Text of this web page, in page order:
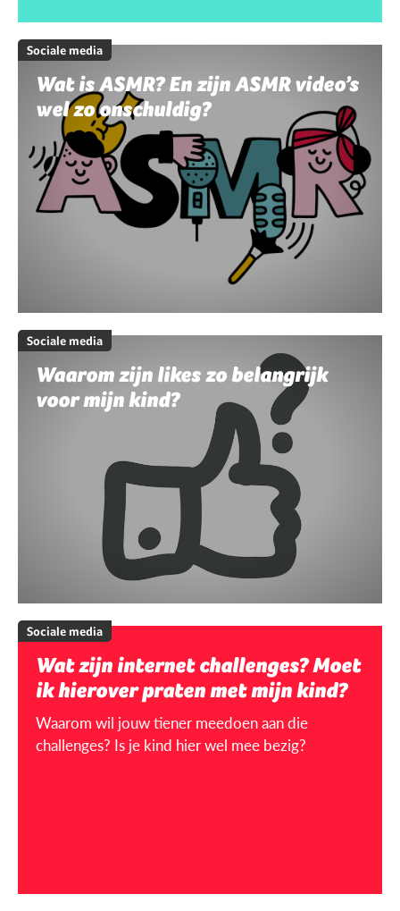
Sociale media
Wat is ASMR? En zijn ASMR video’s
wel zo onschuldig?
Sociale media
Waarom zijn likes zo belangrijk
voor mijn kind?
Sociale media
Wat zijn internet challenges? Moet
ik hierover praten met mijn kind?
Waarom wil jouw tiener meedoen aan die
challenges? Is je kind hier wel mee bezig?